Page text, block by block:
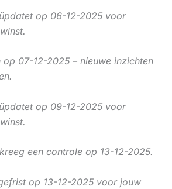
op 06-12-2025 voor
op 07-12-2025 – nieuwe inzichten
op 09-12-2025 voor
een controle op 13-12-2025.
op 13-12-2025 voor jouw